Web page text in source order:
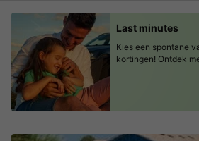
Last minutes
Kies een spontane
kortingen! Ontdek